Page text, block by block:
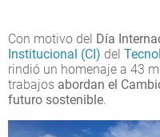
Con motivo del Día
Institucional (CI) del
rindió un homenaje a 43
trabajos abordan el
futuro sostenible.